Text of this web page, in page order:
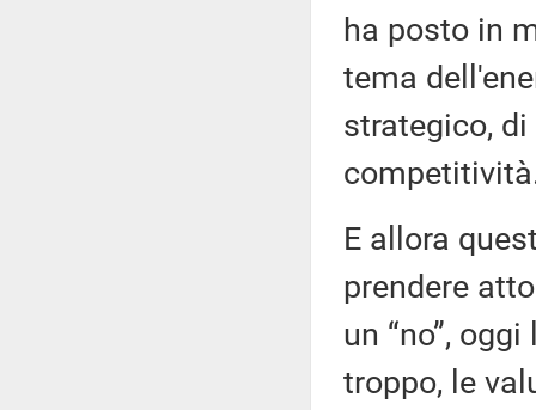
ha posto in
tema
strategico,
E allora
prendere
un “no”,
troppo, le